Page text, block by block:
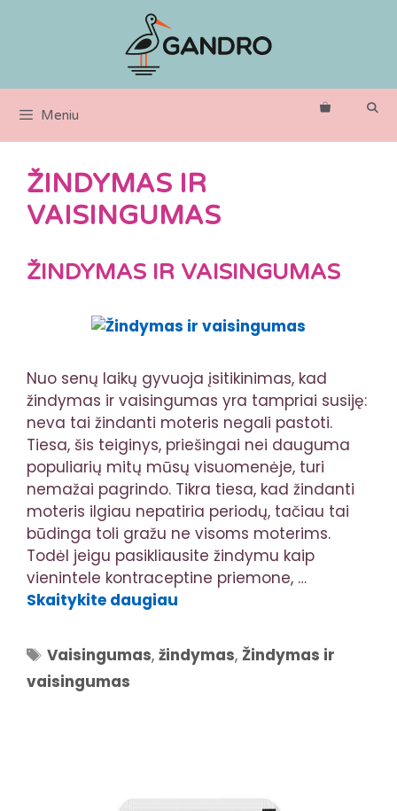
Meniu
ŽINDYMAS IR
VAISINGUMAS
ŽINDYMAS IR VAISINGUMAS
Nuo senų laikų gyvuoja įsitikinimas, kad
žindymas ir vaisingumas yra tampriai susiję:
neva tai žindanti moteris negali pastoti.
Tiesa, šis teiginys, priešingai nei dauguma
populiarių mitų mūsų visuomenėje, turi
nemažai pagrindo. Tikra tiesa, kad žindanti
moteris ilgiau nepatiria periodų, tačiau tai
būdinga toli gražu ne visoms moterims.
Todėl jeigu pasikliausite žindymu kaip
vienintele kontraceptine priemone, …
Skaitykite daugiau
Žymos
Vaisingumas,žindymas,Žindymas ir
vaisingumas